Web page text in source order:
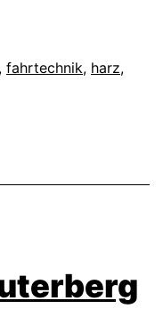
, fahrtechnik, harz,